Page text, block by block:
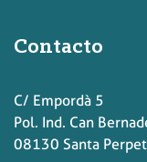
Contacto
C/ Empordà 5
Pol. Ind. Can
08130 Santa